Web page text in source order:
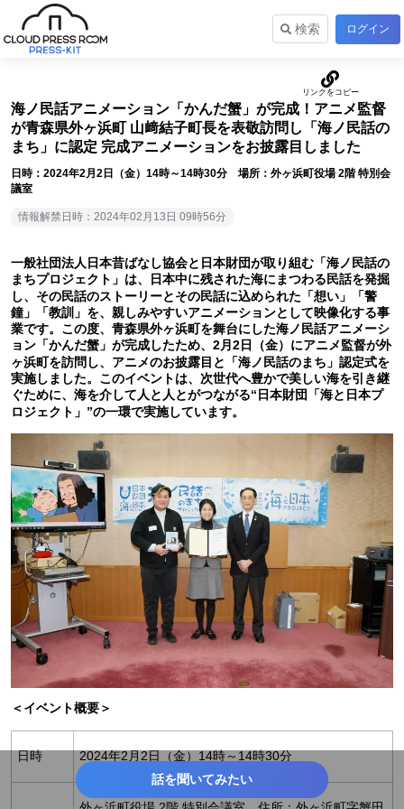
検索 ログイン
海ノ民話アニメーション「かんだ蟹」が完成！アニメ監督
が青森県外ヶ浜町 山﨑結子町長を表敬訪問し「海ノ民話の
まち」に認定 完成アニメーションをお披露目しました
日時：2024年2月2日（金）14時～14時30分 場所：外ヶ浜町役場 2階 特別会
議室
情報解禁日時：2024年02月13日 09時56分
一般社団法人日本昔ばなし協会と日本財団が取り組む「海ノ民話の
まちプロジェクト」は、日本中に残された海にまつわる民話を発掘
し、その民話のストーリーとその民話に込められた「想い」「警
鐘」「教訓」を、親しみやすいアニメーションとして映像化する事
業です。この度、青森県外ヶ浜町を舞台にした海ノ民話アニメーシ
ョン「かんだ蟹」が完成したため、2月2日（金）にアニメ監督が外
ヶ浜町を訪問し、アニメのお披露目と「海ノ民話のまち」認定式を
実施しました。このイベントは、次世代へ豊かで美しい海を引き継
ぐために、海を介して人と人とがつながる“日本財団「海と日本プ
ロジェクト」”の一環で実施しています。
＜イベント概要＞
日時 2024年2月2日（金）14時～14時30分
話を聞いてみたい